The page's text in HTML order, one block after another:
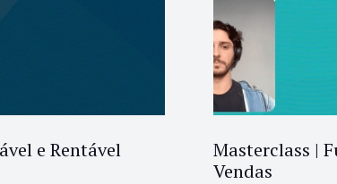
e Rentável
Masterclass |
Vendas